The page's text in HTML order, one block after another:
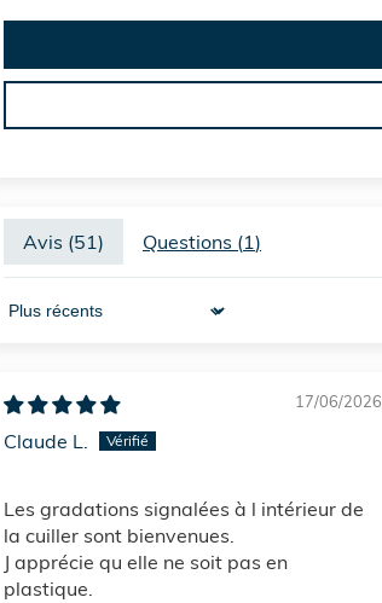
Avis (51) Questions (1)
Sort by
17/06/2026
Claude L.
Les gradations signalées à l intérieur de
la cuiller sont bienvenues.
J apprécie qu elle ne soit pas en
plastique.